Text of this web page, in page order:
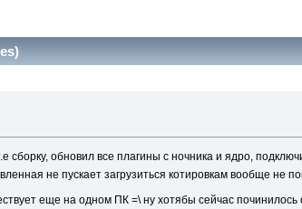
обновил все плагины с ночника и ядро,
не пускает загрузиться котировкам вообще не
еще на одном ПК =\ ну хотябы сейчас